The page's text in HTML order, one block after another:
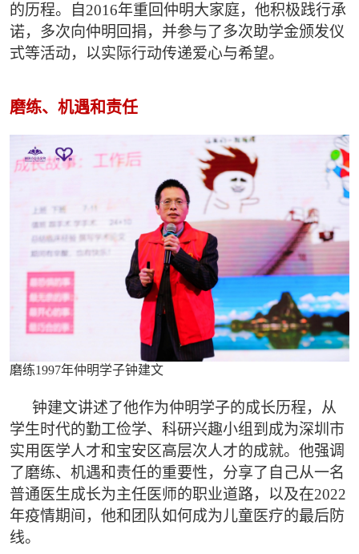
的历程。自2016年重回仲明大家庭，他积极践行承
诺，多次向仲明回捐，并参与了多次助学金颁发仪
式等活动，以实际行动传递爱心与希望。
磨练、机遇和责任
磨练1997年仲明学子钟建文
钟建文讲述了他作为仲明学子的成长历程，从
学生时代的勤工俭学、科研兴趣小组到成为深圳市
实用医学人才和宝安区高层次人才的成就。他强调
了磨练、机遇和责任的重要性，分享了自己从一名
普通医生成长为主任医师的职业道路，以及在2022
年疫情期间，他和团队如何成为儿童医疗的最后防
线。